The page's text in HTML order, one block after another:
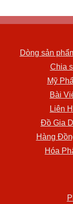
Dòng sản
Chia
Mỹ
Bài
Liên
Đồ Gia
Hàng
Hóa